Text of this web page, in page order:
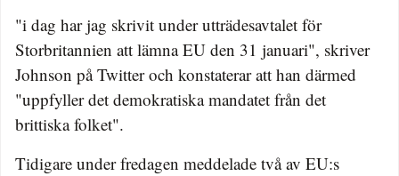
"i dag har jag skrivit under utträdesavtalet för
Storbritannien att lämna EU den 31 januari", skriver
Johnson på Twitter och konstaterar att han därmed
"uppfyller det demokratiska mandatet från det
brittiska folket".
Tidigare under fredagen meddelade två av EU:s